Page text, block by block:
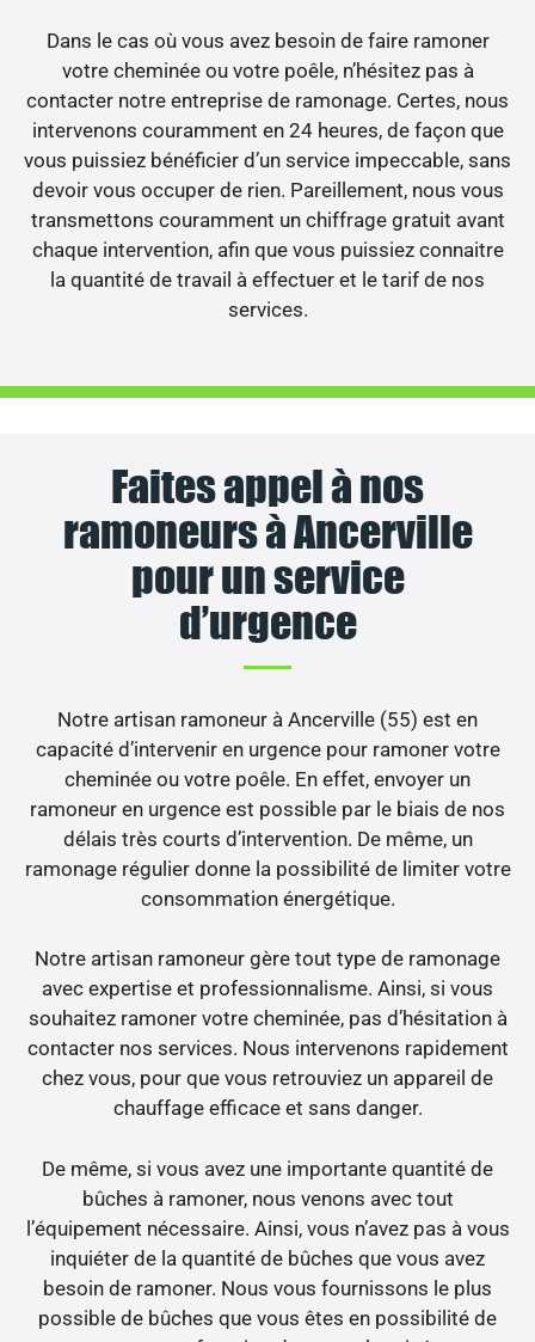
Dans le cas où vous avez besoin de faire ramoner
votre cheminée ou votre poêle, n’hésitez pas à
contacter notre entreprise de ramonage. Certes, nous
intervenons couramment en 24 heures, de façon que
vous puissiez bénéficier d’un service impeccable, sans
devoir vous occuper de rien. Pareillement, nous vous
transmettons couramment un chiffrage gratuit avant
chaque intervention, afin que vous puissiez connaitre
la quantité de travail à effectuer et le tarif de nos
services.
Faites appel à nos
ramoneurs à Ancerville
pour un service
d’urgence
Notre artisan ramoneur à Ancerville (55) est en
capacité d’intervenir en urgence pour ramoner votre
cheminée ou votre poêle. En effet, envoyer un
ramoneur en urgence est possible par le biais de nos
délais très courts d’intervention. De même, un
ramonage régulier donne la possibilité de limiter votre
consommation énergétique.
Notre artisan ramoneur gère tout type de ramonage
avec expertise et professionnalisme. Ainsi, si vous
souhaitez ramoner votre cheminée, pas d’hésitation à
contacter nos services. Nous intervenons rapidement
chez vous, pour que vous retrouviez un appareil de
chauffage efficace et sans danger.
De même, si vous avez une importante quantité de
bûches à ramoner, nous venons avec tout
l’équipement nécessaire. Ainsi, vous n’avez pas à vous
inquiéter de la quantité de bûches que vous avez
besoin de ramoner. Nous vous fournissons le plus
possible de bûches que vous êtes en possibilité de